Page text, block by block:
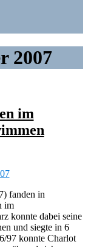
2007
im
fanden in
im
konnte dabei seine
und siegte in 6
97 konnte Charlot